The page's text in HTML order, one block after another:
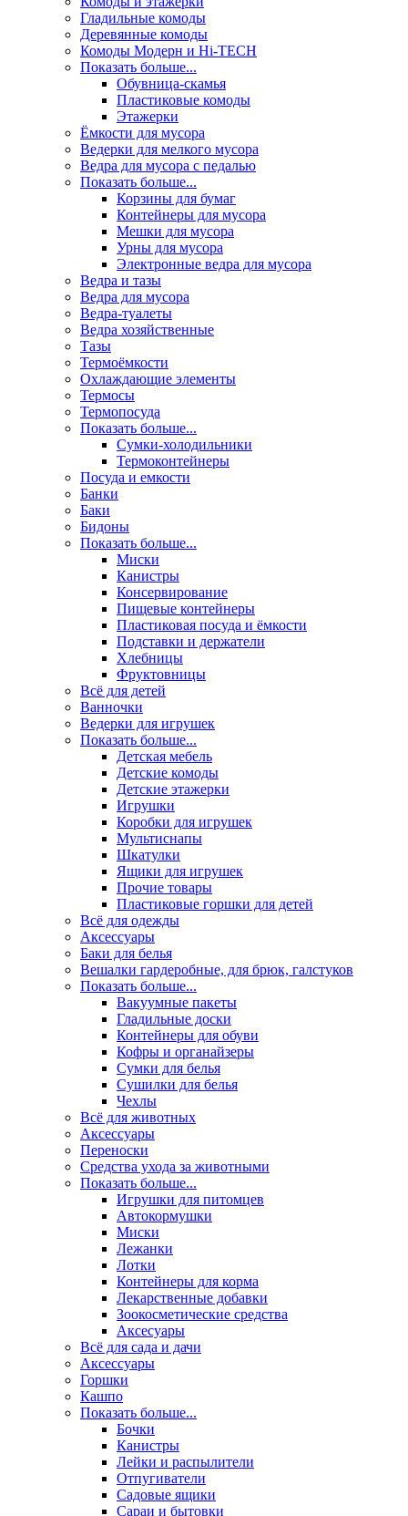
Гладильные комоды
Деревянные комоды
Комоды Модерн и Hi-TECH
Показать больше...
Обувница-скамья
Пластиковые комоды
Этажерки
Ёмкости для мусора
Ведерки для мелкого мусора
Ведра для мусора с педалью
Показать больше...
Корзины для бумаг
Контейнеры для мусора
Мешки для мусора
Урны для мусора
Электронные ведра для мусора
Ведра и тазы
Ведра для мусора
Ведра-туалеты
Ведра хозяйственные
Тазы
Термоёмкости
Охлаждающие элементы
Термосы
Термопосуда
Показать больше...
Сумки-холодильники
Термоконтейнеры
Посуда и емкости
Банки
Баки
Бидоны
Показать больше...
Миски
Канистры
Консервирование
Пищевые контейнеры
Пластиковая посуда и ёмкости
Подставки и держатели
Хлебницы
Фруктовницы
Всё для детей
Ванночки
Ведерки для игрушек
Показать больше...
Детская мебель
Детские комоды
Детские этажерки
Игрушки
Коробки для игрушек
Мультиснапы
Шкатулки
Ящики для игрушек
Прочие товары
Пластиковые горшки для детей
Всё для одежды
Аксессуары
Баки для белья
Вешалки гардеробные, для брюк, галстуков
Показать больше...
Вакуумные пакеты
Гладильные доски
Контейнеры для обуви
Кофры и органайзеры
Сумки для белья
Сушилки для белья
Чехлы
Всё для животных
Аксесcуары
Переноски
Средства ухода за животными
Показать больше...
Игрушки для питомцев
Автокормушки
Миски
Лежанки
Лотки
Контейнеры для корма
Лекарственные добавки
Зоокосметические средства
Аксесуары
Всё для сада и дачи
Аксессуары
Горшки
Кашпо
Показать больше...
Бочки
Канистры
Лейки и распылители
Отпугиватели
Садовые ящики
Сараи и бытовки